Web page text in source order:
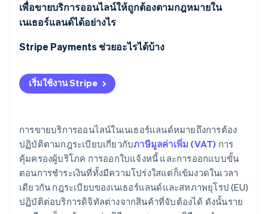
เพื่อขายบริการออนไลน์ให้ถูกต้องตามกฎหมายใน
เนเธอร์แลนด์ได้อย่างไร
Stripe Payments ช่วยอะไรได้บ้าง
เริ่มใช้งาน Stripe
การขายบริการออนไลน์ในเนเธอร์แลนด์หมายถึงการต้อง
ปฏิบัติตามกฎระเบียบเกี่ยวกับภาษีมูลค่าเพิ่ม (VAT) การ
คุ้มครองผู้บริโภค การออกใบแจ้งหนี้ และการออกแบบขั้น
ตอนการชำระเงินที่ทั้งมีความโปร่งใสแต่ก็เข้มงวดในเวลา
เดียวกัน กฎระเบียบของเนเธอร์แลนด์และสหภาพยุโรป (EU)
ปฏิบัติต่อบริการดิจิทัลต่างจากสินค้าที่จับต้องได้ ดังนั้นราย